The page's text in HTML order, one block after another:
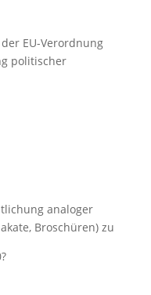
EU-Verordnung
politischer
analoger
Broschüren) zu